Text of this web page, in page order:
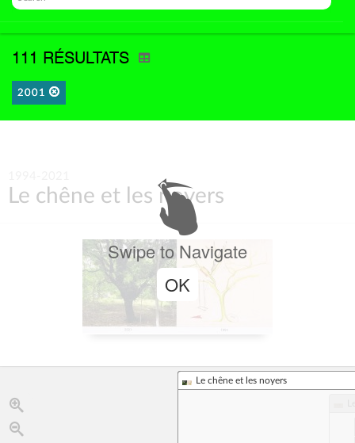
111 RÉSULTATS
2001
Le chêne et les noyers
Swipe to Navigate
OK
Le chêne et les noyers